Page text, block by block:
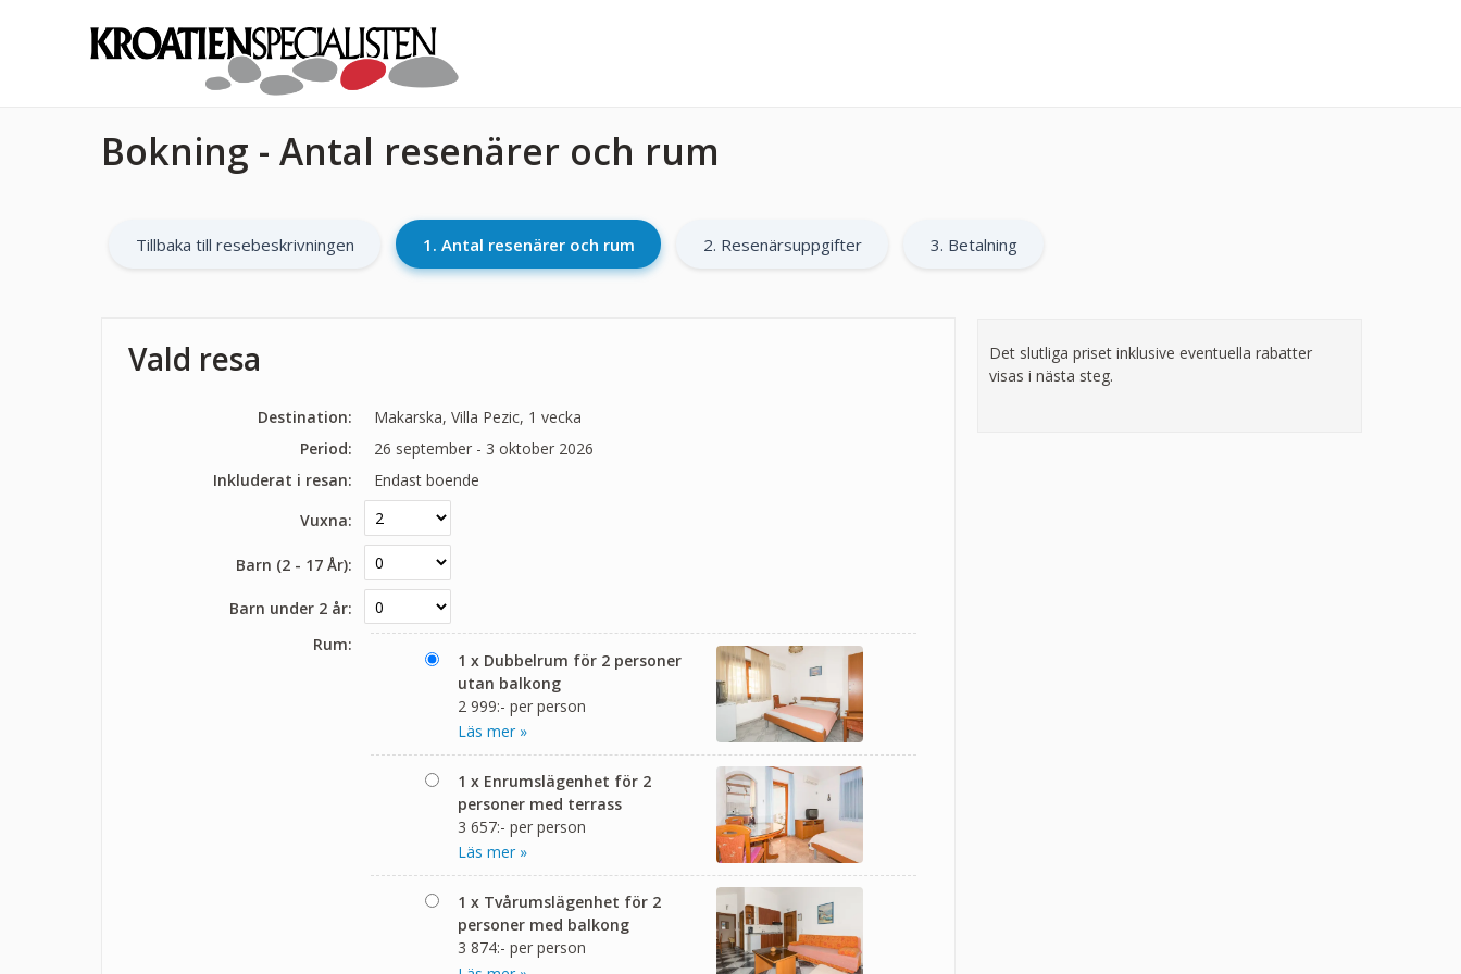
Bokning - Antal resenärer och rum
Tillbaka till resebeskrivningen 1. Antal resenärer och rum 2. Resenärsuppgifter 3. Betalning
Vald resa
Destination:
Makarska, Villa Pezic, 1 vecka
Period:
26 september - 3 oktober 2026
Inkluderat i resan:
Endast boende
Vuxna:
Barn (2 - 17 År):
Barn under 2 år:
Rum:
1 x Dubbelrum för 2 personer
utan balkong
2 999:- per person
Läs mer »
1 x Enrumslägenhet för 2
personer med terrass
3 657:- per person
Läs mer »
1 x Tvårumslägenhet för 2
personer med balkong
3 874:- per person
Det slutliga priset inklusive eventuella rabatter
visas i nästa steg.